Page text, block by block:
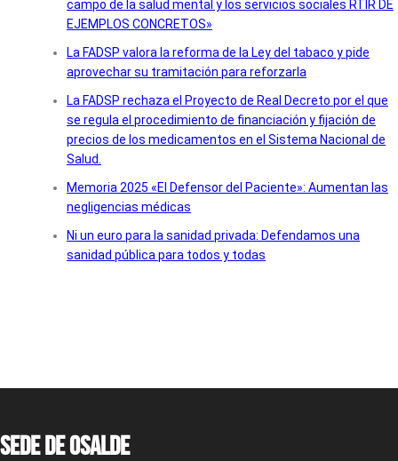
campo de la salud mental y los servicios sociales RTIR DE
EJEMPLOS CONCRETOS»
La FADSP valora la reforma de la Ley del tabaco y pide
aprovechar su tramitación para reforzarla
La FADSP rechaza el Proyecto de Real Decreto por el que
se regula el procedimiento de financiación y fijación de
precios de los medicamentos en el Sistema Nacional de
Salud.
Memoria 2025 «El Defensor del Paciente»: Aumentan las
negligencias médicas
Ni un euro para la sanidad privada: Defendamos una
sanidad pública para todos y todas
Sede de OSALDE